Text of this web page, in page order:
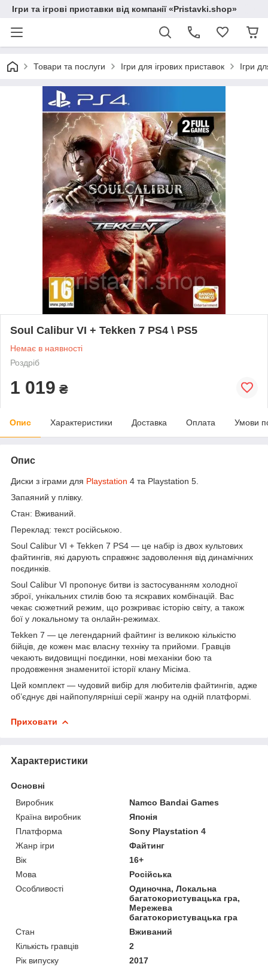
Ігри та ігрові приставки від компанії «Pristavki.shop»
Товари та послуги Ігри для ігрових приставок Ігри
Soul Calibur VI + Tekken 7 PS4 \ PS5
Немає в наявності
Роздріб
1 019 ₴
Опис Характеристики Доставка Оплата Умови
Опис
Диски з іграми для Playstation 4 та Playstation 5.
Запаяний у плівку.
Стан: Вживаний.
Переклад: текст російською.
Soul Calibur VI + Tekken 7 PS4 — це набір із двох культових
файтингів, які дарують справжнє задоволення від динамічних
поєдинків.
Soul Calibur VI пропонує битви із застосуванням холодної
зброї, унікальних стилів бою та яскравих комбінацій. Вас
чекає сюжетний режим, що розкриває історію світу, а також
бої у локальному та онлайн-режимах.
Tekken 7 — це легендарний файтинг із великою кількістю
бійців, де кожен має власну техніку та прийоми. Гравців
чекають видовищні поєдинки, нові механіки бою та
продовження знаменитої історії клану Місіма.
Цей комплект — чудовий вибір для любителів файтингів, адже
об’єднує дві найпопулярніші серії жанру на одній платформі.
Приховати
Характеристики
Основні
Виробник
Namco Bandai Games
Країна виробник
Японія
Платформа
Sony Playstation 4
Жанр ігри
Файтинг
Вік
16+
Мова
Російська
Особливості
Одиночна, Локальна
багатокористувацька гра,
Мережева
багатокористувацька гра
Стан
Вживаний
Кількість гравців
2
Рік випуску
2017